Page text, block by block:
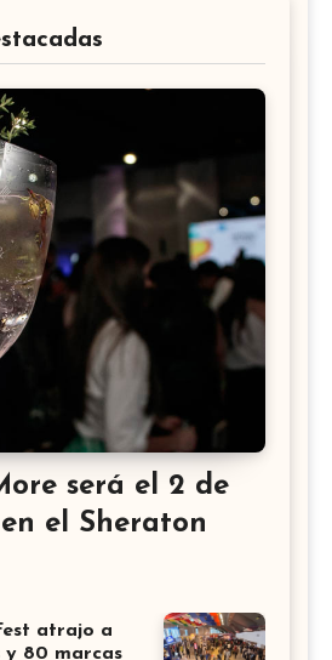
será el 2 de
el Sheraton
atrajo a
y 80 marcas